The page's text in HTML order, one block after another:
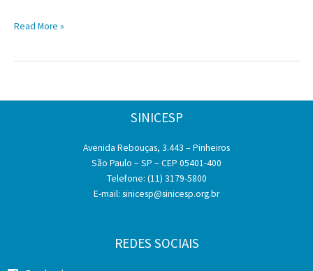
Diferencial
Read More »
SINICESP
Avenida Rebouças, 3.443 – Pinheiros
São Paulo – SP – CEP 05401-400
Telefone: (11) 3179-5800
E-mail: sinicesp@sinicesp.org.br
REDES SOCIAIS